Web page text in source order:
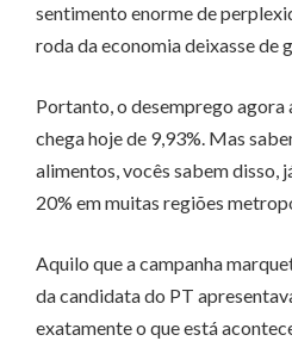
sentimento enorme de
roda da economia deixasse de
Portanto, o desemprego agora
chega hoje de 9,93%. Mas
alimentos, vocês sabem disso,
20% em muitas regiões
Aquilo que a campanha
da candidata do PT
exatamente o que está